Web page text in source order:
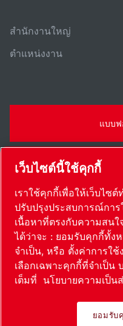
สํานักงานใหญ่
ตําแหน่งงาน
แบบฟ
แผนผังเว็บไซต์ตั้งค่ากา
เว็บไซต์นี้ใช้คุกกี้
เราใช้คุกกี้เพื่อให้เว็บไซ
ปรับปรุงประสบการณ์กา
เนื้อหาที่ตรงกับความสน
ได้ว่าจะ : ยอมรับคุกกี้ทั้ง
จำเป็น, หรือ ตั้งค่าการใ
เลือกเฉพาะคุกกี้ที่จำเป็น
เต็มที่ นโยบายความเป็น
ยอมรับ